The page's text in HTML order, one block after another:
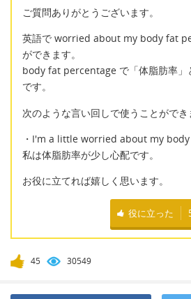
ご質問ありがとうございます。
英語で worried about my body fat
ができます。
body fat percentage で「体脂肪率」
です。
次のような言い回しで使うことができ
・I'm a little worried about my
私は体脂肪率が少し心配です。
お役に立てれば嬉しく思います。
役に立った
45 30549